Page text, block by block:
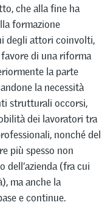
che alla fine ha
formazione
degli attori coinvolti,
favore di una riforma
la parte
la necessità
strutturali occorsi,
dei lavoratori tra
nonché del
più spesso non
dell’azienda (fra cui
ma anche la
e continue.